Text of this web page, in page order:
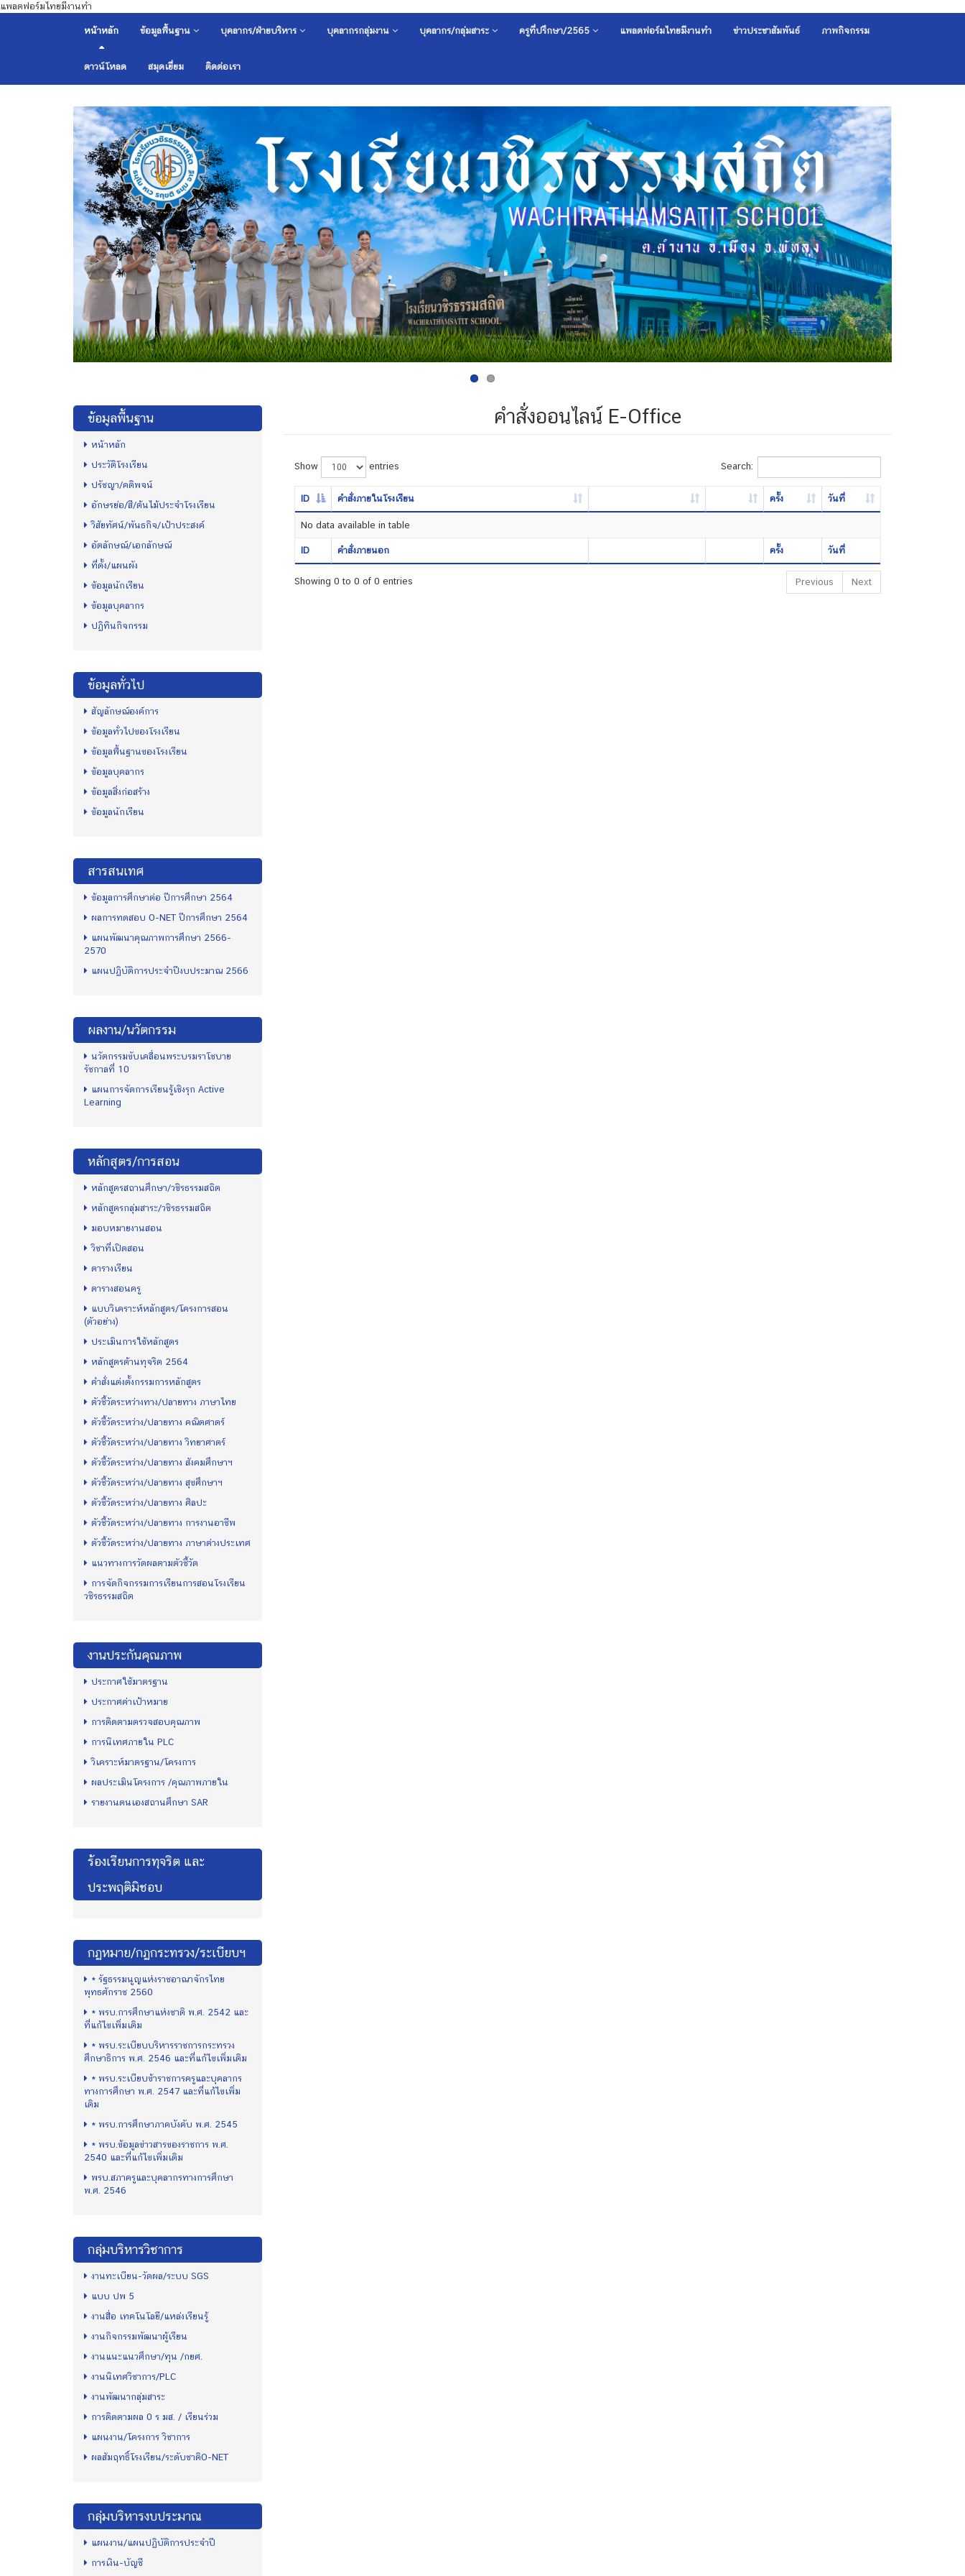
แพลตฟอร์มไทยมีงานทำ
หน้าหลัก ข้อมูลพื้นฐาน บุคลากร/ฝ่ายบริหาร บุคลากรกลุ่มงาน บุคลากร/กลุ่มสาระ ครูที่ปรึกษา/2565 แพลตฟอร์มไทยมีงานทำ ข่าวประชาสัมพันธ์ ภาพกิจกรรม
ดาวน์โหลด สมุดเยี่ยม ติดต่อเรา
ข้อมูลพื้นฐาน
หน้าหลัก
ประวัติโรงเรียน
ปรัชญา/คติพจน์
อักษรย่อ/สี/ต้นไม้ประจำโรงเรียน
วิสัยทัศน์/พันธกิจ/เป้าประสงค์
อัตลักษณ์/เอกลักษณ์
ที่ตั้ง/แผนผัง
ข้อมูลนักเรียน
ข้อมูลบุคลากร
ปฏิทินกิจกรรม
ข้อมูลทั่วไป
สัญลักษณ์องค์การ
ข้อมูลทั่วไปของโรงเรียน
ข้อมูลพื้นฐานของโรงเรียน
ข้อมูลบุคลากร
ข้อมูลสิ่งก่อสร้าง
ข้อมูลนักเรียน
สารสนเทศ
ข้อมูลการศึกษาต่อ ปีการศึกษา 2564
ผลการทดสอบ O-NET ปีการศึกษา 2564
แผนพัฒนาคุณภาพการศึกษา 2566-
2570
แผนปฏิบัติการประจำปีงบประมาณ 2566
ผลงาน/นวัตกรรม
นวัตกรรมขับเคลื่อนพระบรมราโชบาย
รัชกาลที่ 10
แผนการจัดการเรียนรู้เชิงรุก Active
Learning
หลักสูตร/การสอน
หลักสูตรสถานศึกษา/วชิรธรรมสถิต
หลักสูตรกลุ่มสาระ/วชิรธรรมสถิต
มอบหมายงานสอน
วิชาที่เปิดสอน
ตารางเรียน
ตารางสอนครู
แบบวิเคราะห์หลักสูตร/โครงการสอน
(ตัวอย่าง)
ประเมินการใช้หลักสูตร
หลักสูตรต้านทุจริต 2564
คำสั่งแต่งตั้งกรรมการหลักสูตร
ตัวชี้วัดระหว่างทาง/ปลายทาง ภาษาไทย
ตัวชี้วัดระหว่าง/ปลายทาง คณิตศาตร์
ตัวชี้วัดระหว่าง/ปลายทาง วิทยาศาตร์
ตัวชี้วัดระหว่าง/ปลายทาง สังคมศึกษาฯ
ตัวชี้วัดระหว่าง/ปลายทาง สุขศึกษาฯ
ตัวชี้วัดระหว่าง/ปลายทาง ศิลปะ
ตัวชี้วัดระหว่าง/ปลายทาง การงานอาชีพ
ตัวชี้วัดระหว่าง/ปลายทาง ภาษาต่างประเทศ
แนวทางการวัดผลตามตัวชี้วัด
การจัดกิจกรรมการเรียนการสอนโรงเรียน
วชิรธรรมสถิต
งานประกันคุณภาพ
ประกาศใช้มาตรฐาน
ประกาศค่าเป้าหมาย
การติดตามตรวจสอบคุณภาพ
การนิเทศภายใน PLC
วิเคราะห์มาตรฐาน/โครงการ
ผลประเมินโครงการ /คุณภาพภายใน
รายงานตนเองสถานศึกษา SAR
ร้องเรียนการทุจริต และ
ประพฤติมิชอบ
กฏหมาย/กฏกระทรวง/ระเบียบฯ
* รัฐธรรมนูญแห่งราชอาณาจักรไทย
พุทธศักราช 2560
* พรบ.การศึกษาแห่งชาติ พ.ศ. 2542 และ
ที่แก้ไขเพิ่มเติม
* พรบ.ระเบียบบริหารราชการกระทรวง
ศึกษาธิการ พ.ศ. 2546 และที่แก้ไขเพิ่มเติม
* พรบ.ระเบียบข้าราชการครูและบุคลากร
ทางการศึกษา พ.ศ. 2547 และที่แก้ไขเพิ่ม
เติม
* พรบ.การศึกษาภาคบังคับ พ.ศ. 2545
* พรบ.ข้อมูลข่าวสารของราชการ พ.ศ.
2540 และที่แก้ไขเพิ่มเติม
พรบ.สภาครูและบุคลากรทางการศึกษา
พ.ศ. 2546
กลุ่มบริหารวิชาการ
งานทะเบียน-วัดผล/ระบบ SGS
แบบ ปพ 5
งานสื่อ เทคโนโลยี/แหล่งเรียนรู้
งานกิจกรรมพัฒนาผู้เรียน
งานแนะแนวศึกษา/ทุน /กยศ.
งานนิเทศวิชาการ/PLC
งานพัฒนากลุ่มสาระ
การติดตามผล 0 ร มส. / เรียนร่วม
แผนงาน/โครงการ วิชาการ
ผลสัมฤทธิ์โรงเรียน/ระดับชาติO-NET
กลุ่มบริหารงบประมาณ
แผนงาน/แผนปฏิบัติการประจำปี
การเงิน-บัญชี
คำสั่งออนไลน์ E-Office
Show entries Search:
ID คำสั่งภายในโรงเรียน ครั้ง วันที่
No data available in table
ID คำสั่งภายนอก ครั้ง วันที่
Showing 0 to 0 of 0 entries Previous Next